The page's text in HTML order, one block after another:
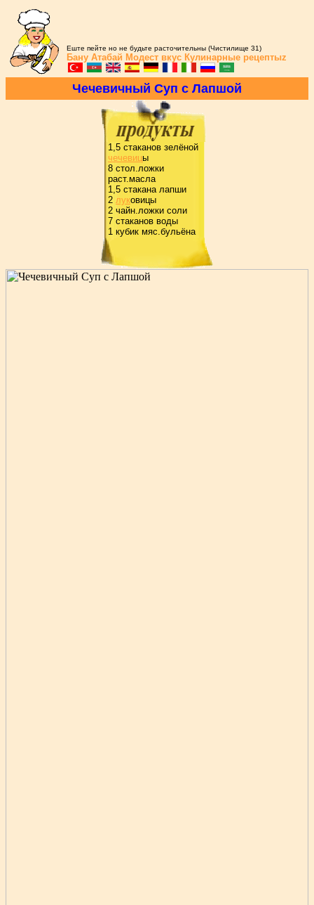
Еште пейте но не будьте расточительны (Чистилище 31)
Бану Атабай Модест вкус Кулинарные рецептыz
Чечевичный Суп с Лапшой
1,5 стаканов зелёной
чечевицы
8 стол.ложки
pаст.масла
1,5 стакана лапши
2 луковицы
2 чайн.ложки соли
7 стаканов воды
1 кубик мяс.бульёна